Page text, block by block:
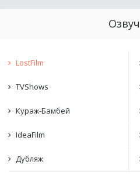
LostFilm
TVShows
Кураж-Бамбей
IdeaFilm
Дубляж